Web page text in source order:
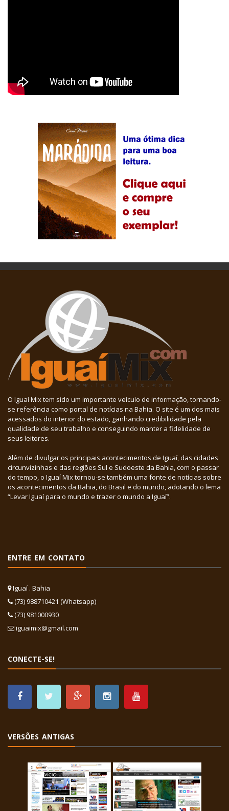
O Iguaí Mix tem sido um importante veículo de informação, tornando-
se referência como portal de notícias na Bahia. O site é um dos mais
acessados do interior do estado, ganhando credibilidade pela
qualidade de seu trabalho e conseguindo manter a fidelidade de
seus leitores.
Além de divulgar os principais acontecimentos de Iguaí, das cidades
circunvizinhas e das regiões Sul e Sudoeste da Bahia, com o passar
do tempo, o Iguaí Mix tornou-se também uma fonte de notícias sobre
os acontecimentos da Bahia, do Brasil e do mundo, adotando o lema
“Levar Iguaí para o mundo e trazer o mundo a Iguaí”.
ENTRE EM CONTATO
Iguaí . Bahia
(73) 988710421 (Whatsapp)
(73) 981000930
iguaimix@gmail.com
CONECTE-SE!
VERSÕES ANTIGAS